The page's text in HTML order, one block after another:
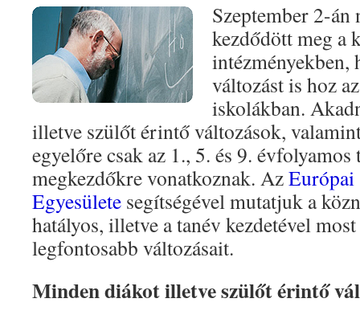
Szeptember 2-án
kezdődött meg a
intézményekben,
változást is hoz
iskolákban.
illetve szülőt érintő változások,
egyelőre csak az 1., 5. és 9.
megkezdőkre vonatkoznak. AzEurópai
Egyesülete segítségével mutatjuk a
hatályos, illetve a tanév kezdetével
legfontosabb változásait.
Minden diákot illetve szülőt érintő